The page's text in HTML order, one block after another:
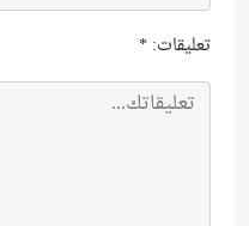
تعليقات:*